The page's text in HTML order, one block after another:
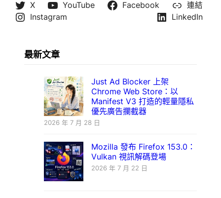
X YouTube Facebook
連結
Instagram
LinkedIn
最新文章
Just Ad Blocker 上架
Chrome Web Store：以
Manifest V3 打造的輕量隱私
優先廣告攔截器
2026 年 7 月 28 日
Mozilla 發布 Firefox 153.0：
Vulkan 視訊解碼登場
2026 年 7 月 22 日